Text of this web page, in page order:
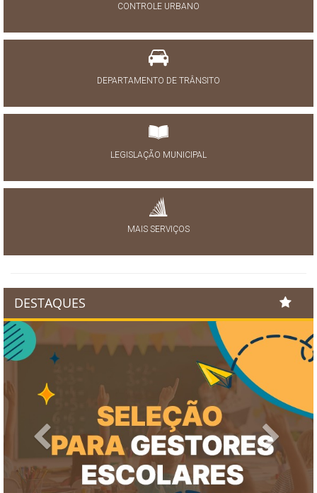
CONTROLE URBANO
DEPARTAMENTO DE TRÂNSITO
LEGISLAÇÃO MUNICIPAL
MAIS SERVIÇOS
DESTAQUES
Previous Next